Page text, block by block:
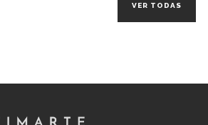
VER TODAS